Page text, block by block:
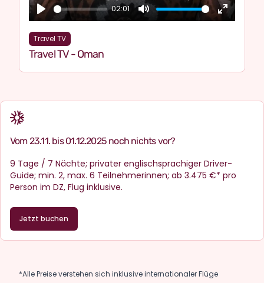
Play
02:01
Mute
Enter
Travel TV
Travel TV - Oman
Vom 23.11. bis 01.12.2025 noch nichts vor?
9 Tage / 7 Nächte; privater englischsprachiger Driver-
Guide; min. 2, max. 6 Teilnehmerinnen; ab 3.475 €* pro
Person im DZ, Flug inklusive.
Jetzt buchen
*Alle Preise verstehen sich inklusive internationaler Flüge